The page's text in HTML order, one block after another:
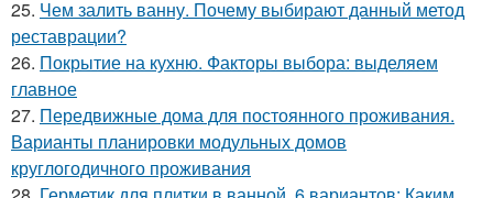
25. Чем залить ванну. Почему выбирают данный метод
реставрации?
26. Покрытие на кухню. Факторы выбора: выделяем
главное
27. Передвижные дома для постоянного проживания.
Варианты планировки модульных домов
круглогодичного проживания